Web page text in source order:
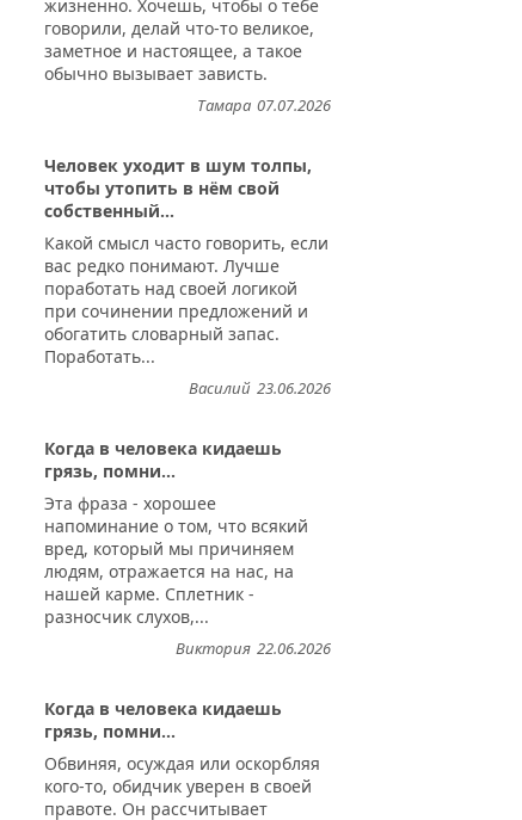
жизненно. Хочешь, чтобы о тебе
говорили, делай что-то великое,
заметное и настоящее, а такое
обычно вызывает зависть.
07.07.2026
Тамара
Человек уходит в шум толпы,
чтобы утопить в нём свой
собственный...
Какой смысл часто говорить, если
вас редко понимают. Лучше
поработать над своей логикой
при сочинении предложений и
обогатить словарный запас.
Поработать...
23.06.2026
Василий
Когда в человека кидаешь
грязь, помни...
Эта фраза - хорошее
напоминание о том, что всякий
вред, который мы причиняем
людям, отражается на нас, на
нашей карме. Сплетник -
разносчик слухов,...
22.06.2026
Виктория
Когда в человека кидаешь
грязь, помни...
Обвиняя, осуждая или оскорбляя
кого-то, обидчик уверен в своей
правоте. Он рассчитывает